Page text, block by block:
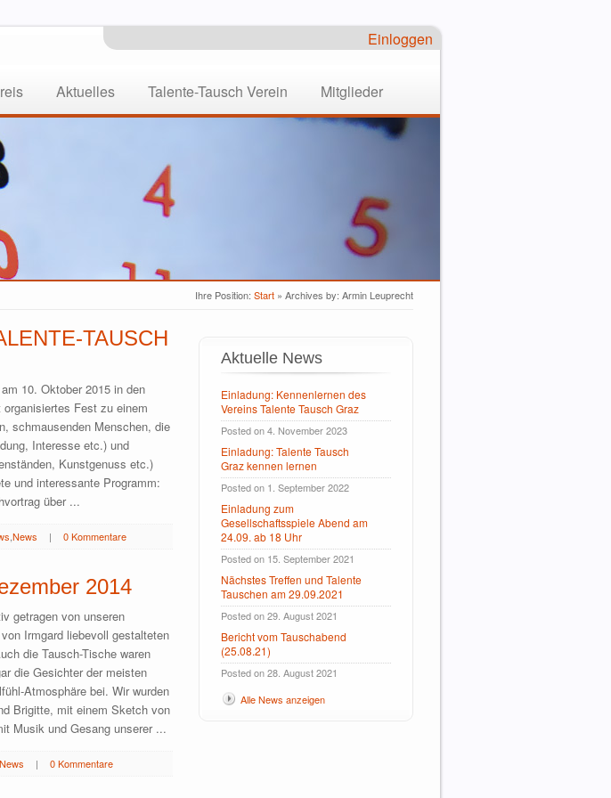
Einloggen
Aktuelles Talente-Tausch Verein Mitglieder
Ihre Position: Start » Archives by: Armin Leuprecht
TAUSCH
10. Oktober 2015 in den
Fest zu einem
schmausenden Menschen, die
Interesse etc.) und
Kunstgenuss etc.)
und interessante Programm:
über ...
News | 0 Kommentare
2014
getragen von unseren
Irmgard liebevoll gestalteten
die Tausch-Tische waren
die Gesichter der meisten
Atmosphäre bei. Wir wurden
Brigitte, mit einem Sketch von
Musik und Gesang unserer ...
News | 0 Kommentare
Aktuelle News
Einladung: Kennenlernen des
Vereins Talente Tausch Graz
Posted on 4. November 2023
Einladung: Talente Tausch
Graz kennen lernen
Posted on 1. September 2022
Einladung zum
Gesellschaftsspiele Abend am
24.09. ab 18 Uhr
Posted on 15. September 2021
Nächstes Treffen und Talente
Tauschen am 29.09.2021
Posted on 29. August 2021
Bericht vom Tauschabend
(25.08.21)
Posted on 28. August 2021
Alle News anzeigen